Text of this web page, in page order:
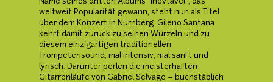
weltweit Popularität gewann, steht nun als Titel
über dem Konzert in Nürnberg. Gileno Santana
kehrt damit zurück zu seinen Wurzeln und zu
diesem einzigartigen traditionellen
Trompetensound, mal intensiv, mal sanft und
lyrisch. Darunter perlen die meisterhaften
Gitarrenläufe von Gabriel Selvage – buchstäblich